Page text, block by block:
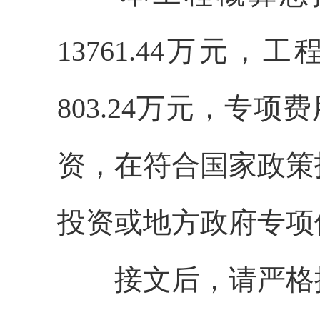
13761.44万元，工
803.24万元，专项费
资，在符合国家政
投资或地方政府专
接文后，请严